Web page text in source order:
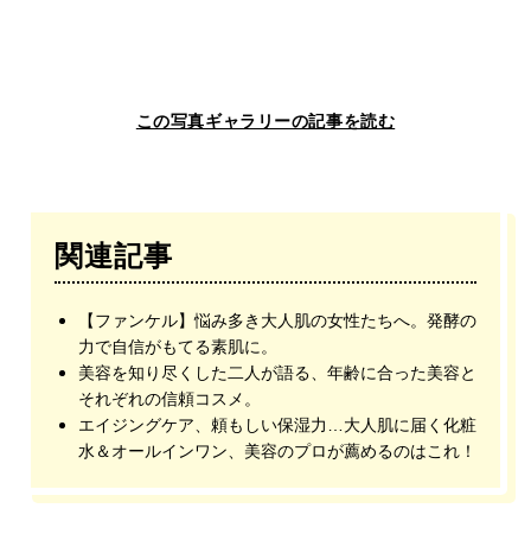
この写真ギャラリーの記事を読む
関連記事
【ファンケル】悩み多き大人肌の女性たちへ。発酵の
力で自信がもてる素肌に。
美容を知り尽くした二人が語る、年齢に合った美容と
それぞれの信頼コスメ。
エイジングケア、頼もしい保湿力…大人肌に届く化粧
水＆オールインワン、美容のプロが薦めるのはこれ！